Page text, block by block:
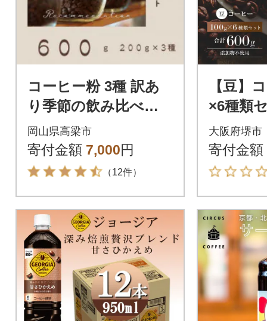
コーヒー粉 3種 訳あ
り季節の飲み比べセ
ット 600g(200g×3袋)
岡山県高梁市
寄付金額 7,000円
（12件）
【豆】
×6種類
g
大阪府堺市
寄付金額